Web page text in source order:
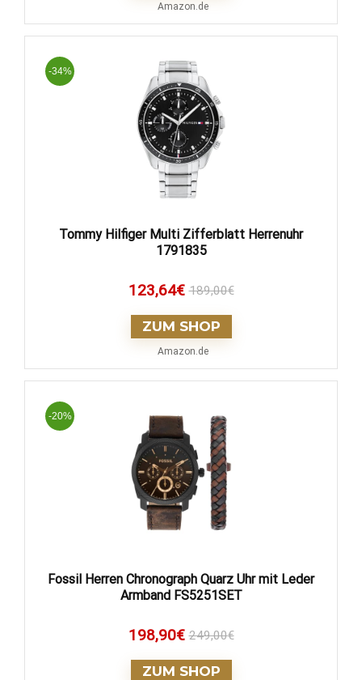
Amazon.de
-34%
Tommy Hilfiger Multi Zifferblatt Herrenuhr
1791835
123,64€ 189,00€
ZUM SHOP
Amazon.de
-20%
Fossil Herren Chronograph Quarz Uhr mit Leder
Armband FS5251SET
198,90€ 249,00€
ZUM SHOP